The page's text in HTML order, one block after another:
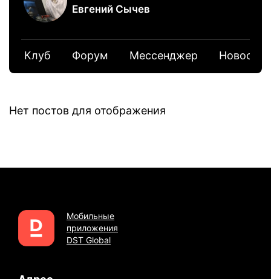
Евгений Сычев
Клуб Форум Мессенджер Новости
Нет постов для отображения
Мобильные
приложения
DST Global